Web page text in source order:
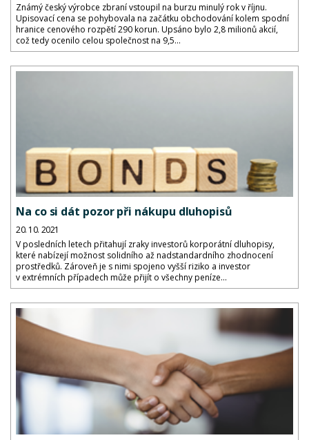
Známý český výrobce zbraní vstoupil na burzu minulý rok v říjnu.
Upisovací cena se pohybovala na začátku obchodování kolem spodní
hranice cenového rozpětí 290 korun. Upsáno bylo 2,8 milionů akcií,
což tedy ocenilo celou společnost na 9,5...
Na co si dát pozor při nákupu dluhopisů
20. 10. 2021
V posledních letech přitahují zraky investorů korporátní dluhopisy,
které nabízejí možnost solidního až nadstandardního zhodnocení
prostředků. Zároveň je s nimi spojeno vyšší riziko a investor
v extrémních případech může přijít o všechny peníze...